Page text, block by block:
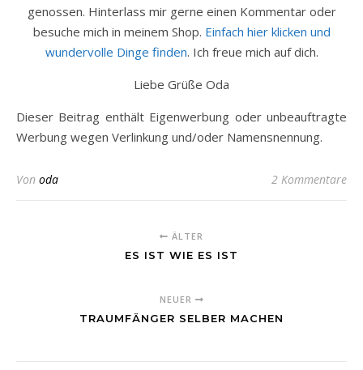
genossen. Hinterlass mir gerne einen Kommentar oder
besuche mich in meinem Shop. Einfach hier klicken und
wundervolle Dinge finden. Ich freue mich auf dich.
Liebe Grüße Oda
Dieser Beitrag enthält Eigenwerbung oder unbeauftragte
Werbung wegen Verlinkung und/oder Namensnennung.
Von oda 2 Kommentare
ÄLTER
ES IST WIE ES IST
NEUER
TRAUMFÄNGER SELBER MACHEN